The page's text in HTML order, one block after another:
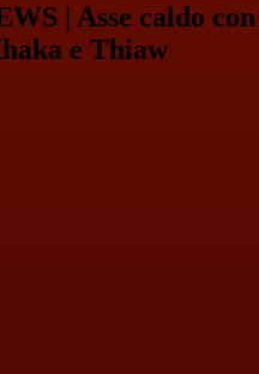
| Asse caldo con
e Thiaw